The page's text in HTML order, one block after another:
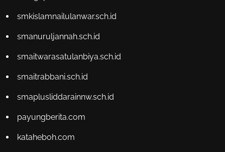
smkislamnailulanwar.sch.id
smanuruljannah.sch.id
smaitwarasatulanbiya.sch.id
smaitrabbani.sch.id
smaplusliddarainnw.sch.id
payungberita.com
kataheboh.com